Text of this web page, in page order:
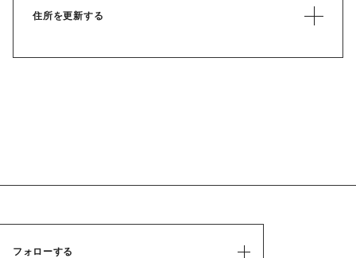
住所を更新する
フォローする